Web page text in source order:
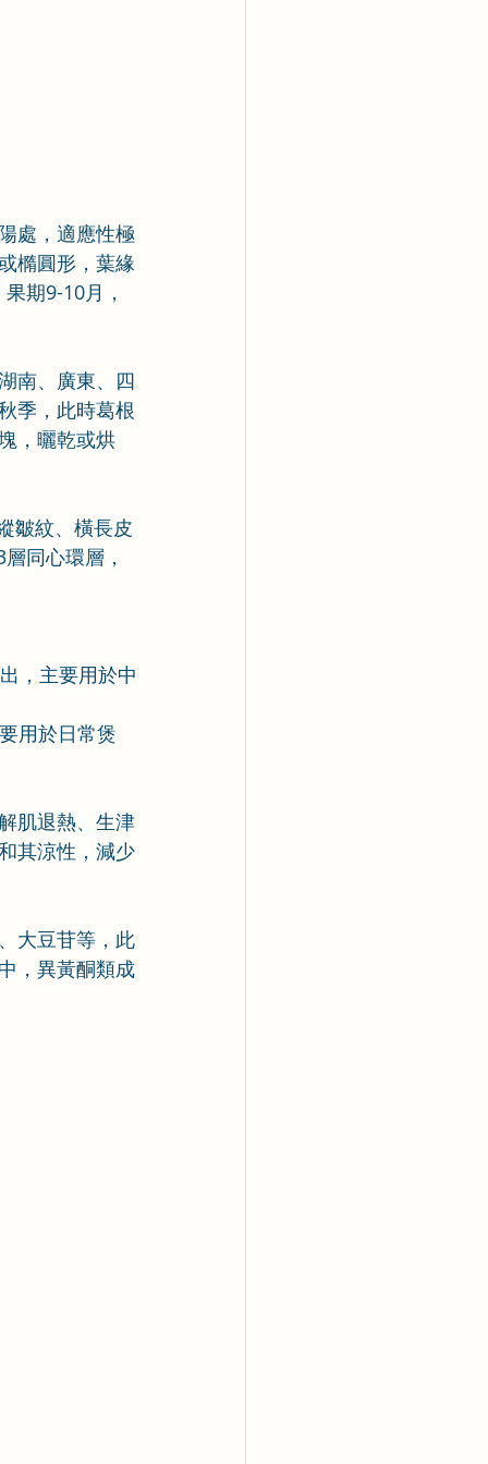
處，適應性極
橢圓形，葉緣
期9-10月，
南、廣東、四
季，此時葛根
，曬乾或烘
皺紋、橫長皮
同心環層，
，主要用於中
用於日常煲
肌退熱、生津
其涼性，減少
大豆苷等，此
，異黃酮類成